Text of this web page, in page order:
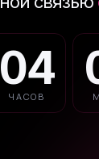
0
3
4
5
ЧАСОВ